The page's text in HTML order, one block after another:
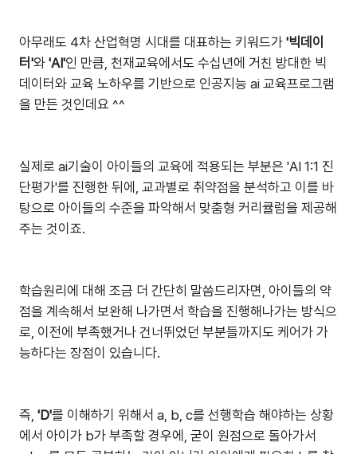
아무래도 4차 산업혁명 시대를 대표하는 키워드가 '빅데이
터'와 'AI'인 만큼, 천재교육에서도 수십년에 거친 방대한 빅
데이터와 교육 노하우를 기반으로 인공지능 ai 교육프로그램
을 만든 것인데요 ^^
실제로 ai기술이 아이들의 교육에 적용되는 부분은 'AI 1:1 진
단평가'를 진행한 뒤에, 교과별로 취약점을 분석하고 이를 바
탕으로 아이들의 수준을 파악해서 맞춤형 커리큘럼을 제공해
주는 것이죠.
학습원리에 대해 조금 더 간단히 말씀드리자면, 아이들의 약
점을 계속해서 보완해 나가면서 학습을 진행해나가는 방식으
로, 이전에 부족했거나 건너뛰었던 부분들까지도 케어가 가
능하다는 장점이 있습니다.
즉, 'D'를 이해하기 위해서 a, b, c를 선행학습 해야하는 상황
에서 아이가 b가 부족할 경우에, 굳이 원점으로 돌아가서